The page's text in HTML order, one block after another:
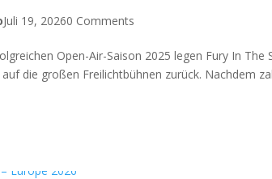
Juli 19, 20260 Comments
Open-Air-Saison 2025 legen Fury In
die großen Freilichtbühnen zurück. Nachdem